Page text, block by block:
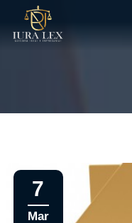
7
Mar